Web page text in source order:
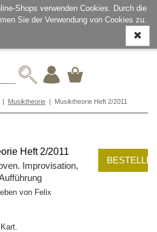
Shops verwenden Cookies. Durch die
Sie der Verwendung von Cookies zu.
ein-/
| Musiktheorie | Musiktheorie Heft 2/2011
Heft 2/2011
Improvisation,
von Felix